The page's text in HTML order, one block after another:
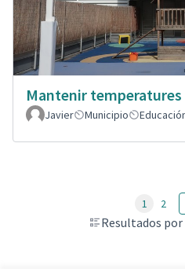
Mantenir temperatures
Javier
Municipio
Resultados
1 2